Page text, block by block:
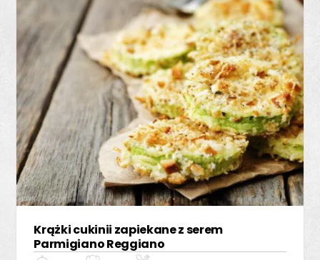
Krążki cukinii zapiekane z serem
Parmigiano Reggiano